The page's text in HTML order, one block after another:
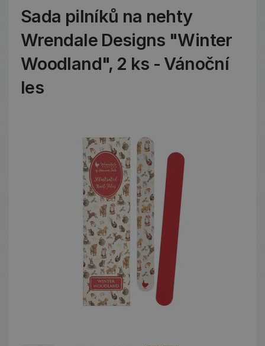
Sada pilníků na nehty
Wrendale Designs "Winter
Woodland", 2 ks - Vánoční
les